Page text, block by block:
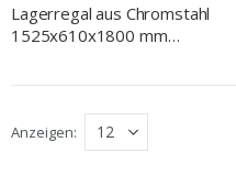
Lagerregal aus Chromstahl
1525x610x1800 mm
Anzeigen